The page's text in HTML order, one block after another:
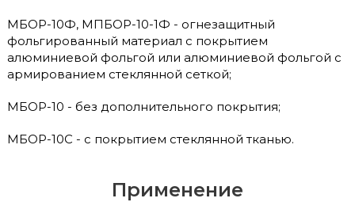
МБОР-10Ф, МПБОР-10-1Ф - огнезащитный
фольгированный материал с покрытием
алюминиевой фольгой или алюминиевой фольгой с
армированием стеклянной сеткой;
МБОР-10 - без дополнительного покрытия;
МБОР-10С - с покрытием стеклянной тканью.
Применение